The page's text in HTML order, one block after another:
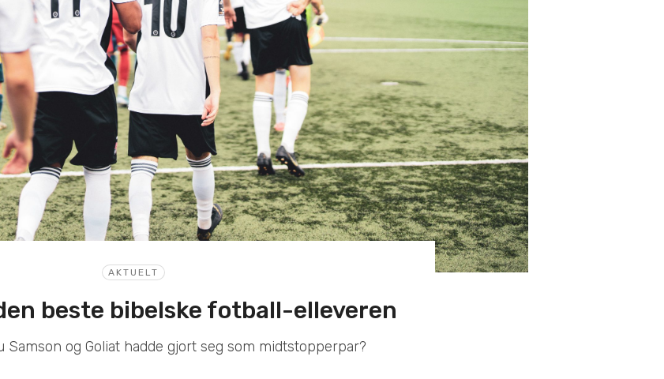
AKTUELT
beste bibelske fotball-elleveren
Samson og Goliat hadde gjort seg som midtstopperpar?